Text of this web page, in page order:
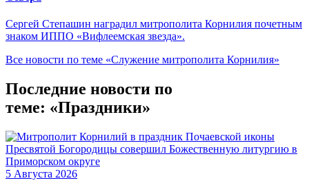
Сергей Степашин наградил митрополита Корнилия почетным
знаком ИППО «Вифлеемская звезда».
Все новости по теме «Служение митрополита Корнилия»
Последние новости по
теме: «Праздники»
5 Августа 2026